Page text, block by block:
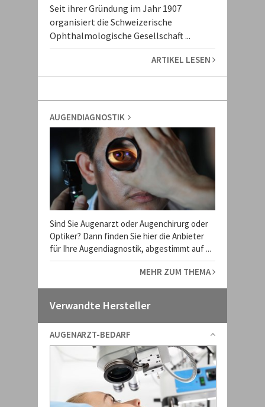
Seit ihrer Gründung im Jahr 1907
organisiert die Schweizerische
Ophthalmologische Gesellschaft ...
ARTIKEL LESEN
AUGENDIAGNOSTIK
Sind Sie Augenarzt oder Augenchirurg oder
Optiker? Dann finden Sie hier die Anbieter
für Ihre Augendiagnostik, abgestimmt auf ...
MEHR ZUM THEMA
Verwandte Hersteller
AUGENARZT-BEDARF